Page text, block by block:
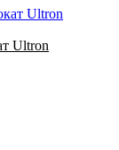
Ultron